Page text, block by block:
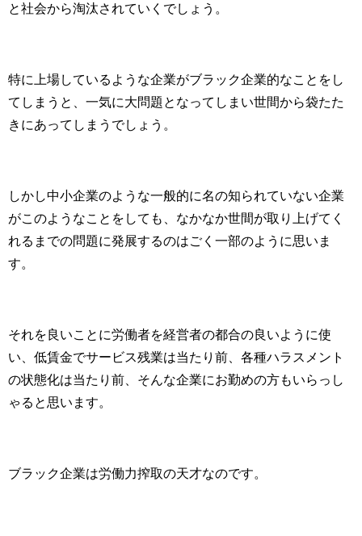
と社会から淘汰されていくでしょう。
特に上場しているような企業がブラック企業的なことをし
てしまうと、一気に大問題となってしまい世間から袋たた
きにあってしまうでしょう。
しかし中小企業のような一般的に名の知られていない企業
がこのようなことをしても、なかなか世間が取り上げてく
れるまでの問題に発展するのはごく一部のように思いま
す。
それを良いことに労働者を経営者の都合の良いように使
い、低賃金でサービス残業は当たり前、各種ハラスメント
の状態化は当たり前、そんな企業にお勤めの方もいらっし
ゃると思います。
ブラック企業は労働力搾取の天才なのです。